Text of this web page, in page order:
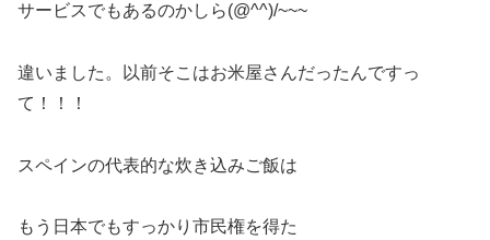
サービスでもあるのかしら(@^^)/~~~
違いました。以前そこはお米屋さんだったんですっ
て！！！
スペインの代表的な炊き込みご飯は
もう日本でもすっかり市民権を得た